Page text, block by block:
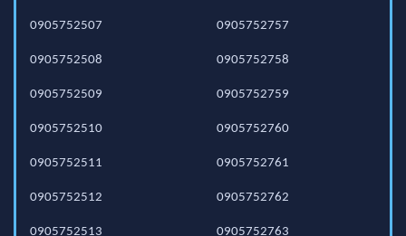
0905752507
0905752508
0905752509
0905752510
0905752511
0905752512
0905752513
0905752757
0905752758
0905752759
0905752760
0905752761
0905752762
0905752763